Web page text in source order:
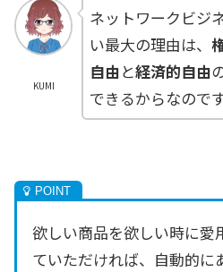
KUMI
ネットワークビジ
い最大の理由は、
自由と経済的自由
できるからなので
欲しい商品を欲しい時に愛
ていただければ、自動的に